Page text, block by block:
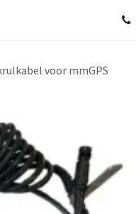
Over ons
voor mmGPS